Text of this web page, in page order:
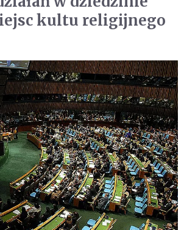
kultu religijnego